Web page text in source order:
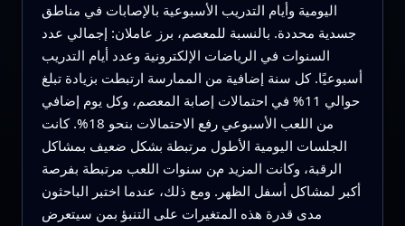
اليومية وأيام التدريب الأسبوعية بالإصابات في مناطق
جسدية محددة. بالنسبة للمعصم، برز عاملان: إجمالي عدد
السنوات في الرياضات الإلكترونية وعدد أيام التدريب
أسبوعيًا. كل سنة إضافية من الممارسة ارتبطت بزيادة تبلغ
حوالي 11% في احتمالات إصابة المعصم، وكل يوم إضافي
من اللعب الأسبوعي رفع الاحتمالات بنحو 18%. كانت
الجلسات اليومية الأطول مرتبطة بشكل ضعيف بمشاكل
الرقبة، وكانت المزيد من سنوات اللعب مرتبطة بفرصة
أكبر لمشاكل أسفل الظهر. ومع ذلك، عندما اختبر الباحثون
مدى قدرة هذه المتغيرات على التنبؤ بمن سيتعرض